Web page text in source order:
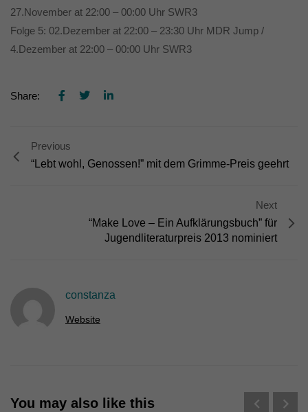
27.November at 22:00 – 00:00 Uhr SWR3
Folge 5: 02.Dezember at 22:00 – 23:30 Uhr MDR Jump /
4.Dezember at 22:00 – 00:00 Uhr SWR3
Share:
Previous
“Lebt wohl, Genossen!” mit dem Grimme-Preis geehrt
Next
“Make Love – Ein Aufklärungsbuch” für
Jugendliteraturpreis 2013 nominiert
constanza
Website
You may also like this
Nur essenzielle Cookies akzeptieren
Zurück
Essenzielle Cookies ermöglichen grundlegende Funktionen und sind für
Externe Medien (7)
werden, bedarf der Zugriff auf diese Inhalte keiner manuellen Einwilligung
Cookie-Informationen anzeigen